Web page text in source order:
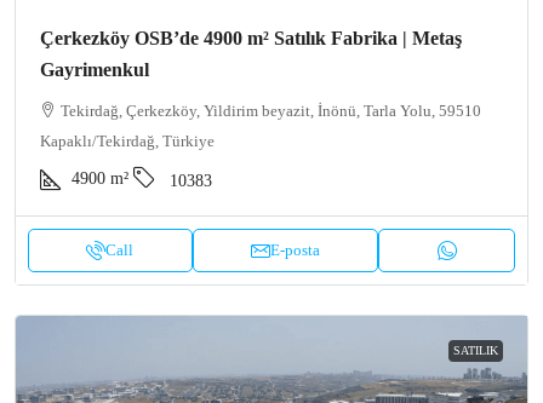
Çerkezköy OSB’de 4900 m² Satılık Fabrika | Metaş
Gayrimenkul
Tekirdağ, Çerkezköy, Yildirim beyazit, İnönü, Tarla Yolu, 59510
Kapaklı/Tekirdağ, Türkiye
4900 m² 10383
Call E-posta
SATILIK